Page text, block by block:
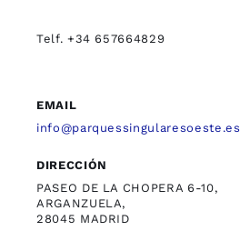
Telf. +34 657664829
EMAIL
info@parquessingularesoeste.es
DIRECCIÓN
PASEO DE LA CHOPERA 6-10,
ARGANZUELA,
28045 MADRID